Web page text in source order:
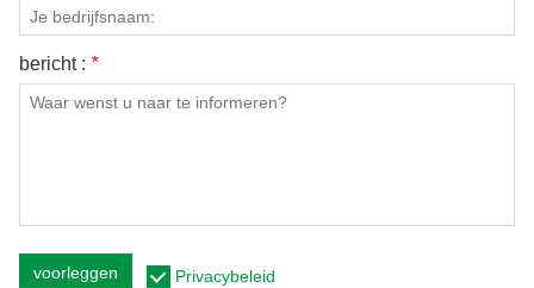
bericht : *
voorleggen Privacybeleid